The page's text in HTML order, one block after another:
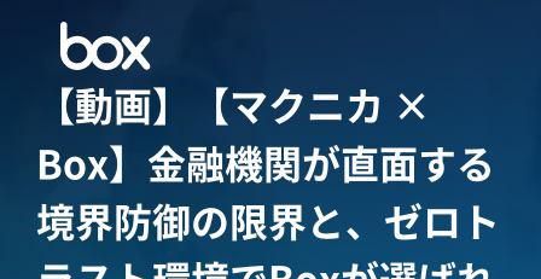
【動画】【マクニカ ×
Box】金融機関が直面する
境界防御の限界と、ゼロト